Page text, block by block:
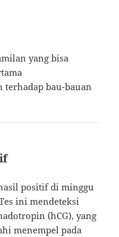
yang bisa
bau-bauan
positif di minggu
ini mendeteksi
(hCG), yang
menempel pada